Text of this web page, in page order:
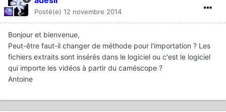
Posté(e) 12 novembre 2014
Bonjour et bienvenue,
Peut-être faut-il changer de méthode pour l'importation ? Les
fichiers extraits sont insérés dans le logiciel ou c'est le logiciel
qui importe les vidéos à partir du caméscope ?
Antoine